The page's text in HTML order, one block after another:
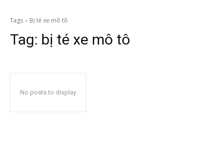
Tags Bị té xe mô tô
Tag: bị té xe mô tô
No posts to display